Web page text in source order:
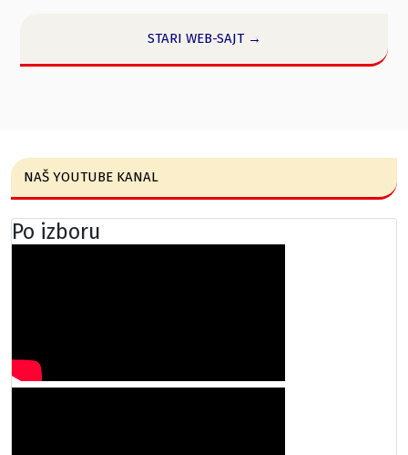
STARI WEB-SAJT →
NAŠ YOUTUBE KANAL
Po izboru